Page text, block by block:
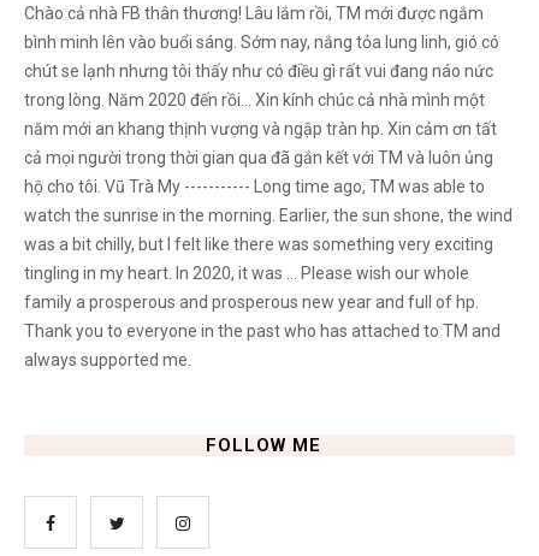
Chào cả nhà FB thân thương! Lâu lắm rồi, TM mới được ngắm
bình minh lên vào buổi sáng. Sớm nay, nắng tỏa lung linh, gió có
chút se lạnh nhưng tôi thấy như có điều gì rất vui đang náo nức
trong lòng. Năm 2020 đến rồi... Xin kính chúc cả nhà mình một
năm mới an khang thịnh vượng và ngập tràn hp. Xin cảm ơn tất
cả mọi người trong thời gian qua đã gắn kết với TM và luôn ủng
hộ cho tôi. Vũ Trà My ----------- Long time ago, TM was able to
watch the sunrise in the morning. Earlier, the sun shone, the wind
was a bit chilly, but I felt like there was something very exciting
tingling in my heart. In 2020, it was ... Please wish our whole
family a prosperous and prosperous new year and full of hp.
Thank you to everyone in the past who has attached to TM and
always supported me.
FOLLOW ME